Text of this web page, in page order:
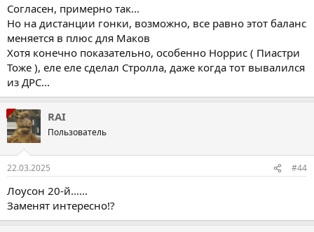
Согласен, примерно так...
Но на дистанции гонки, возможно, все равно этот баланс
меняется в плюс для Маков
Хотя конечно показательно, особенно Норрис ( Пиастри
Тоже ), еле еле сделал Стролла, даже когда тот вывалился
из ДРС...
RAI
Пользователь
22.03.2025 #44
Лоусон 20-й......
Заменят интересно!?